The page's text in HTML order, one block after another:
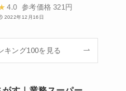
4.0 参考価格 321円
2022年12月16日
キング100を見る